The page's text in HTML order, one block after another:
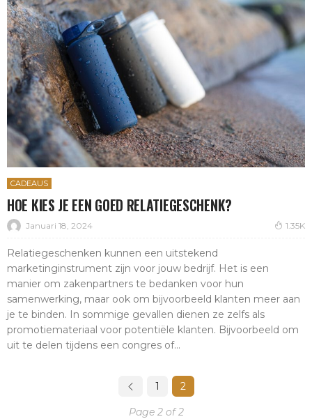
CADEAUS
HOE KIES JE EEN GOED RELATIEGESCHENK?
Januari 18, 2024 1.35K
Relatiegeschenken kunnen een uitstekend
marketinginstrument zijn voor jouw bedrijf. Het is een
manier om zakenpartners te bedanken voor hun
samenwerking, maar ook om bijvoorbeeld klanten meer aan
je te binden. In sommige gevallen dienen ze zelfs als
promotiemateriaal voor potentiële klanten. Bijvoorbeeld om
uit te delen tijdens een congres of...
1 2
Page 2 of 2